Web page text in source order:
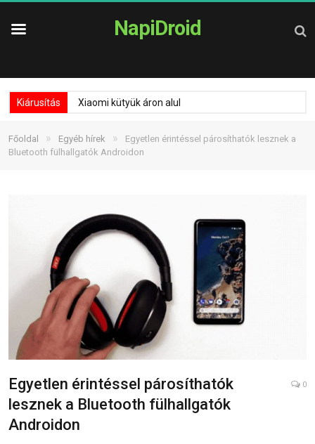
NapiDroid
Kiárusítás Xiaomi kütyük áron alul
Főoldal » Egyéb hírek »
Egyetlen érintéssel párosíthatók lesznek a
Bluetooth fülhallgatók Androidon
Egyetlen érintéssel párosíthatók
lesznek a Bluetooth fülhallgatók
Androidon
0